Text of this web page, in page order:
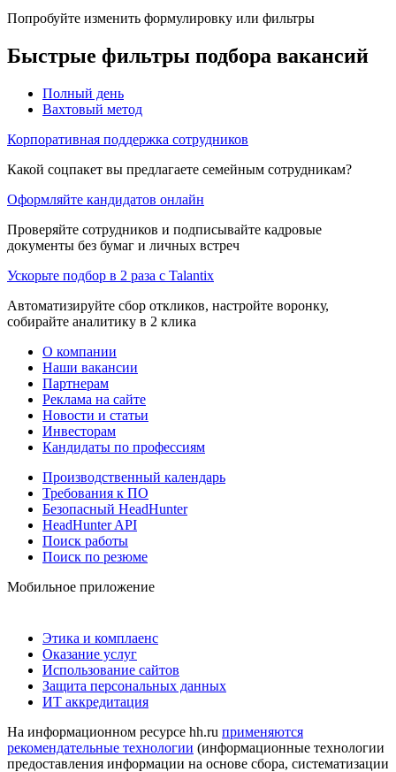
Попробуйте изменить формулировку или фильтры
Быстрые фильтры подбора вакансий
Полный день
Вахтовый метод
Корпоративная поддержка сотрудников
Какой соцпакет вы предлагаете семейным сотрудникам?
Оформляйте кандидатов онлайн
Проверяйте сотрудников и подписывайте кадровые
документы без бумаг и личных встреч
Ускорьте подбор в 2 раза с Talantix
Автоматизируйте сбор откликов, настройте воронку,
собирайте аналитику в 2 клика
О компании
Наши вакансии
Партнерам
Реклама на сайте
Новости и статьи
Инвесторам
Кандидаты по профессиям
Производственный календарь
Требования к ПО
Безопасный HeadHunter
HeadHunter API
Поиск работы
Поиск по резюме
Мобильное приложение
Этика и комплаенс
Оказание услуг
Использование сайтов
Защита персональных данных
ИТ аккредитация
На информационном ресурсе hh.ru применяются
рекомендательные технологии (информационные технологии
предоставления информации на основе сбора, систематизации